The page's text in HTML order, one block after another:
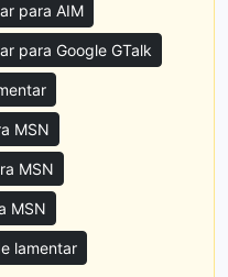
para AIM
para Google GTalk
MSN
MSN
MSN
lamentar